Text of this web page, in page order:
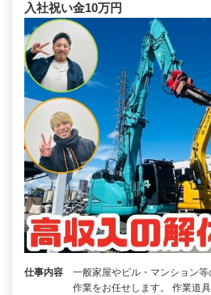
入社祝い金10万円
仕事内容
一般家屋やビル・マンション
作業をお任せします。 作業道